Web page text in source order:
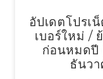
อัปเดตโปรเ
เบอร์ใหม่ /
ก่อนหมดปี
ธันว